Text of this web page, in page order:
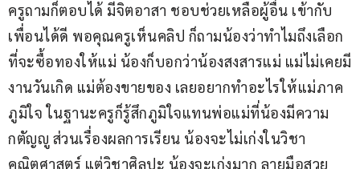
ครูถามก็ตอบได้ มีจิตอาสา ชอบช่วยเหลือผู้อื่น เข้ากับ
เพื่อนได้ดี พอคุณครูเห็นคลิป ก็ถามน้องว่าทำไมถึงเลือก
ที่จะซื้อทองให้แม่ น้องก็บอกว่าน้องสงสารแม่ แม่ไม่เคยมี
งานวันเกิด แม่ต้องขายของ เลยอยากทำอะไรให้แม่ภาค
ภูมิใจ ในฐานะครูก็รู้สึกภูมิใจแทนพ่อแม่ที่น้องมีความ
กตัญญู ส่วนเรื่องผลการเรียน น้องจะไม่เก่งในวิชา
คณิตศาสตร์ แต่วิชาศิลปะ น้องจะเก่งมาก ลายมือสวย